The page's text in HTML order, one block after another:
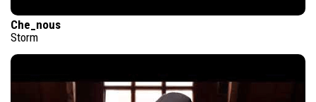
Che_nous
Storm